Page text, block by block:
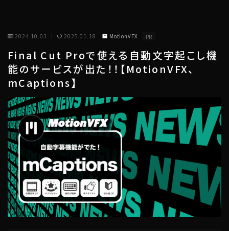
2024.10.03 2025.01.18 MotionVFX PR
Final Cut Proで使える自動文字起こし機
能のサービスが出た！！【MotionVFX、
mCaptions】